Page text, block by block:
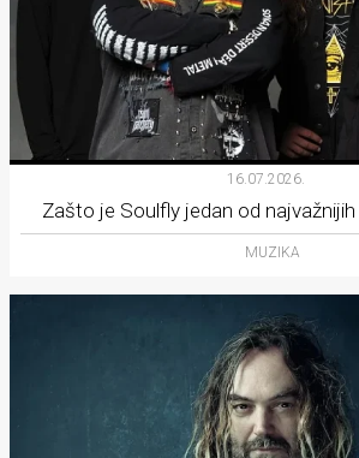
16.07.2026.
Zašto je Soulfly jedan od
MUZIKA